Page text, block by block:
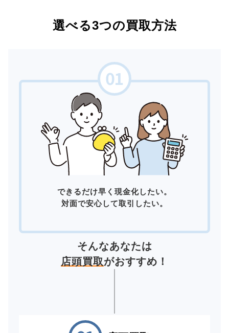
選べる3つの買取方法
できるだけ早く現金化したい。
対面で安心して取引したい。
そんなあなたは
店頭買取がおすすめ！